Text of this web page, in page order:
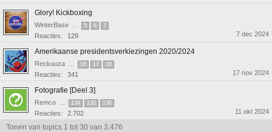
Glory! Kickboxing
WinterBase ... 5 6 7
Reacties: 129 7 dec 2024
Amerikaanse presidentsverkiezingen 2020/2024
Reckuuza ... 16 17 18
Reacties: 341 17 nov 2024
Fotografie [Deel 3]
Remco ... 134 135 136
Reacties: 2.702 11 okt 2024
Tonen van topics 1 tot 30 van 3.476